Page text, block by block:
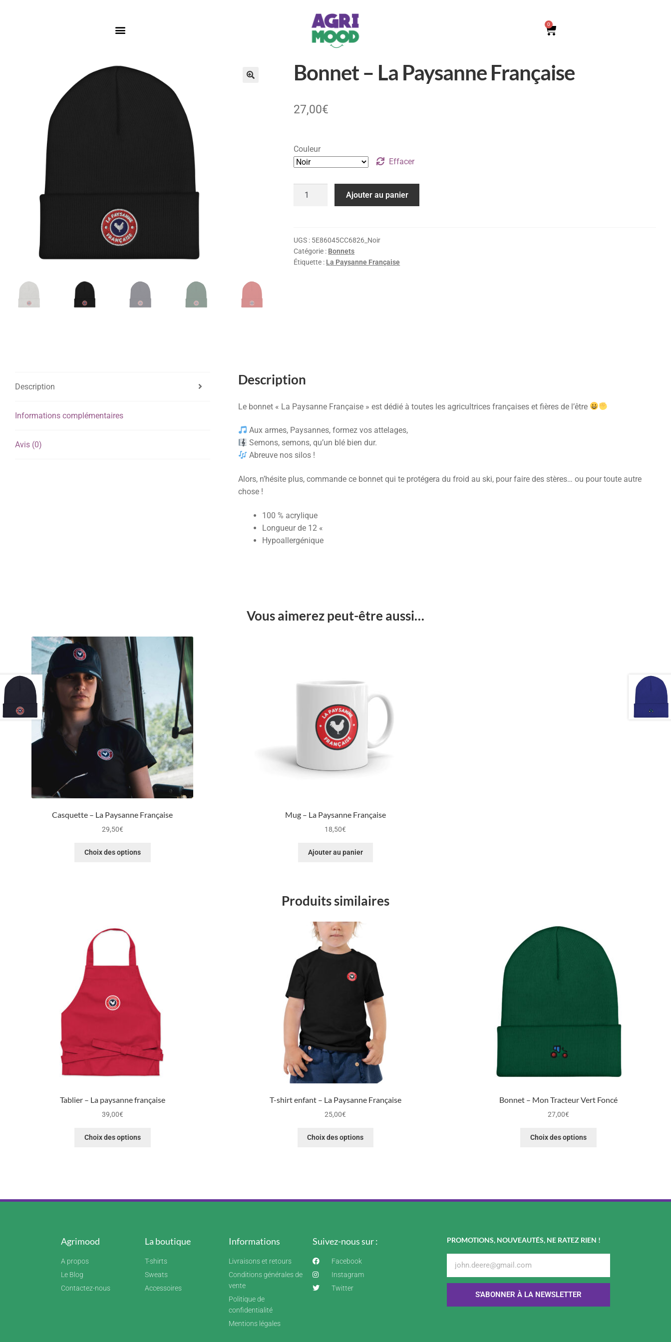
0
Bonnet – La Paysanne Française
27,00€
Couleur
Effacer
Ajouter au panier
UGS : 5E86045CC6826_Noir
Catégorie : Bonnets
Étiquette : La Paysanne Française
Description
Informations complémentaires
Avis (0)
Description
Le bonnet « La Paysanne Française » est dédié à toutes les agricultrices françaises et fières de l’être
Aux armes, Paysannes, formez vos attelages,
Semons, semons, qu’un blé bien dur.
Abreuve nos silos !
Alors, n’hésite plus, commande ce bonnet qui te protégera du froid au ski, pour faire des stères… ou pour toute autre
chose !
100 % acrylique
Longueur de 12 «
Hypoallergénique
Vous aimerez peut-être aussi…
Casquette – La Paysanne Française
29,50€
Choix des options
Mug – La Paysanne Française
18,50€
Ajouter au panier
Produits similaires
Tablier – La paysanne française
39,00€
Choix des options
T-shirt enfant – La Paysanne Française
25,00€
Choix des options
Bonnet – Mon Tracteur Vert Foncé
27,00€
Choix des options
Agrimood
A propos
Le Blog
Contactez-nous
La boutique
T-shirts
Sweats
Accessoires
Informations
Livraisons et retours
Conditions générales de
vente
Politique de
confidentialité
Mentions légales
Suivez-nous sur :
Facebook
Instagram
Twitter
PROMOTIONS, NOUVEAUTÉS, NE RATEZ RIEN !
S'ABONNER À LA NEWSLETTER